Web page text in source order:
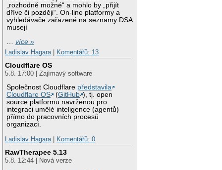
„rozhodně možné“ a mohlo by „přijít
dříve či později“. On-line platformy a
vyhledávače zařazené na seznamy DSA
musejí
…více »
Ladislav Hagara| Komentářů: 13
Cloudflare OS
5.8. 17:00 | Zajímavý software
Společnost Cloudflare představila
Cloudflare OS
(GitHub ), tj. open
source platformu navrženou pro
integraci umělé inteligence (agentů)
přímo do pracovních procesů
organizací.
Ladislav Hagara| Komentářů: 0
RawTherapee 5.13
5.8. 12:44 | Nová verze